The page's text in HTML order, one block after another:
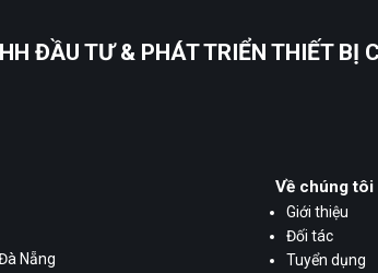
ĐẦU TƯ & PHÁT TRIỂN THIẾT BỊ
Nẵng
Về chúng tôi
Giới thiệu
Đối tác
Tuyển dụng